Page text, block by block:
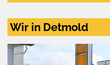
Wir in Detmold